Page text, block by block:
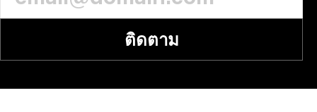
ติดตาม